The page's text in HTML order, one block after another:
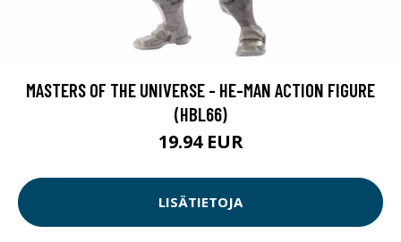
MASTERS OF THE UNIVERSE - HE-MAN ACTION FIGURE
(HBL66)
19.94 EUR
LISÄTIETOJA